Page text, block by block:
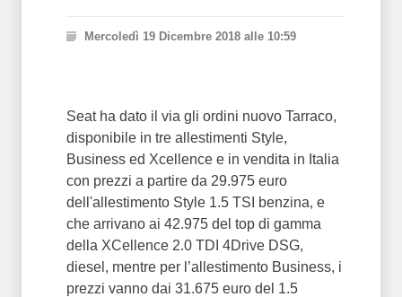
Mercoledì 19 Dicembre 2018 alle 10:59
Seat ha dato il via gli ordini nuovo Tarraco,
disponibile in tre allestimenti Style,
Business ed Xcellence e in vendita in Italia
con prezzi a partire da 29.975 euro
dell'allestimento Style 1.5 TSI benzina, e
che arrivano ai 42.975 del top di gamma
della XCellence 2.0 TDI 4Drive DSG,
diesel, mentre per l’allestimento Business, i
prezzi vanno dai 31.675 euro del 1.5